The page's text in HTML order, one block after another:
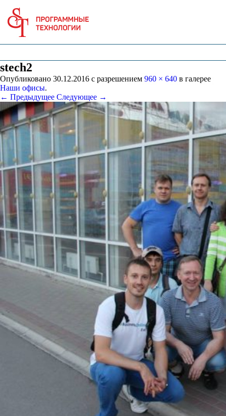
stech2
Опубликовано 30.12.2016 с разрешением 960 × 640 в галерее
Наши офисы.
← Предыдущее Следующее →